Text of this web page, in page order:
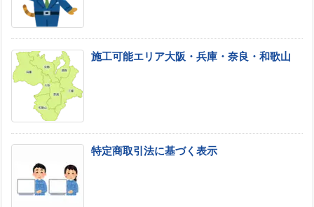
施工可能エリア大阪・兵庫・奈良・和歌山
特定商取引法に基づく表示